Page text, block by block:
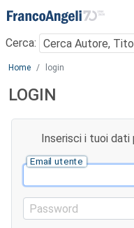
Menu
Cerca:
Main content
Home login
LOGIN
Inserisci i tuoi
Email utente
Password